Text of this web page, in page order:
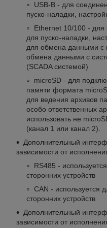
USB-B - для
пуско-наладки,
Ethernet 10/100 -
для пуско-наладки,
для обмена данными с
обмена данными с
(SCADA системой)
microSD - для
памяти формата
для ведения архивов
особо ответственных
использовать не
(канал 1 или канал 2).
Дополнительный
зависимости от
RS485 -
сторонних устройств
CAN - используется
сторонних устройств
Дополнительный
зависимости от